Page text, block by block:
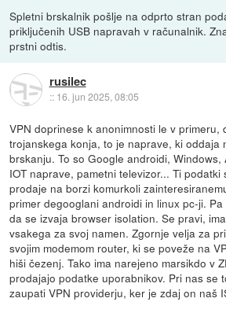
Spletni brskalnik pošlje na odprto stran
priključenih USB napravah v računalnik.
prstni odtis.
rusilec
:: 16. jun 2025, 08:05
VPN doprinese k anonimnosti le v primeru,
trojanskega konja, to je naprave, ki oddaja
brskanju. To so Google androidi,
IOT naprave, pametni televizor... Ti podatki
prodaje na borzi komurkoli
primer degooglani androidi in linux pc-ji.
da se izvaja browser isolation. Se pravi,
vsakega za svoj namen. Zgornje velja za
svojim modemom router, ki se poveže na
hiši čezenj. Tako ima narejeno marsikdo v
prodajajo podatke uporabnikov. Pri nas se
zaupati VPN providerju, ker je zdaj on naš